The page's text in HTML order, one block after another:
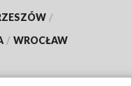
/
/ WROCŁAW